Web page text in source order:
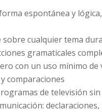
espontánea y
cualquier tema
gramaticales
con un uso mínimo de
comparaciones
de televisión